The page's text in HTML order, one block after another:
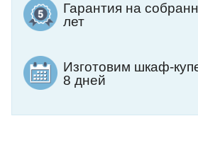
Гарантия на
лет
Изготовим шкаф-
8 дней